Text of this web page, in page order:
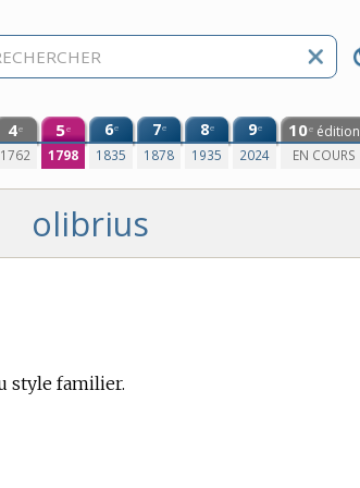
4e
1762
5e
1798
6e
1835
7e
1878
8e
1935
9e
2024
10e édition
EN COURS
olibrius
style familier.